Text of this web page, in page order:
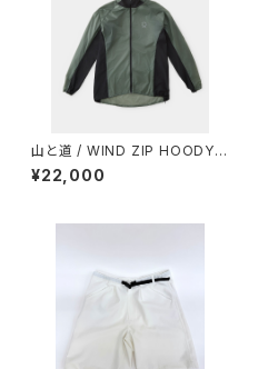
山と道 / WIND ZIP HOODY
（UNISEX）
¥22,000